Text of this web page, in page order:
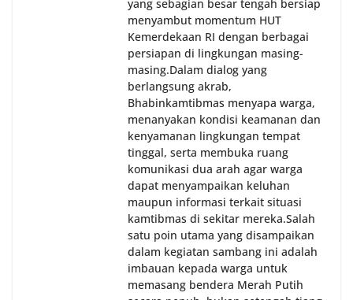
yang sebagian besar tengah bersiap
menyambut momentum HUT
Kemerdekaan RI dengan berbagai
persiapan di lingkungan masing-
masing.‎Dalam dialog yang
berlangsung akrab,
Bhabinkamtibmas menyapa warga,
menanyakan kondisi keamanan dan
kenyamanan lingkungan tempat
tinggal, serta membuka ruang
komunikasi dua arah agar warga
dapat menyampaikan keluhan
maupun informasi terkait situasi
kamtibmas di sekitar mereka.‎‎‎Salah
satu poin utama yang disampaikan
dalam kegiatan sambang ini adalah
imbauan kepada warga untuk
memasang bendera Merah Putih